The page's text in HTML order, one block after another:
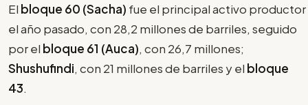
El bloque 60 (Sacha) fue el principal activo productor
el año pasado, con 28,2 millones de barriles, seguido
por el bloque 61 (Auca), con 26,7 millones;
Shushufindi, con 21 millones de barriles y el bloque
43.